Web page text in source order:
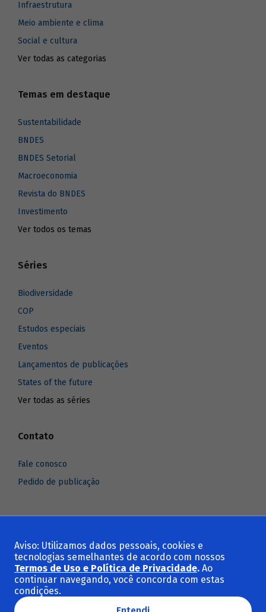
Infraestrutura
Meio ambiente e clima
Social e cultura
Ver todas as categorias
Temas em destaque
Sustentabilidade
BNDES
BNDES Setorial
Macroeconomia
Revista do BNDES
Investimento
Ver todos os temas
Séries
Biodiversidade
COP
Estudos especiais
Eventos
Lançamentos de publicações
States of the future
Ver todas as séries
Contato
Fale conosco
Pedido de publicação
Voltar ao topo
© 2025 BNDES - Banco Nacional de Desenvolvimento Econômico e Social.
Todos os direitos reservados.
Aviso: Utilizamos dados pessoais, cookies e
tecnologias semelhantes de acordo com nossos
Termos de Uso e Política de Privacidade. Ao
continuar navegando, você concorda com estas
condições.